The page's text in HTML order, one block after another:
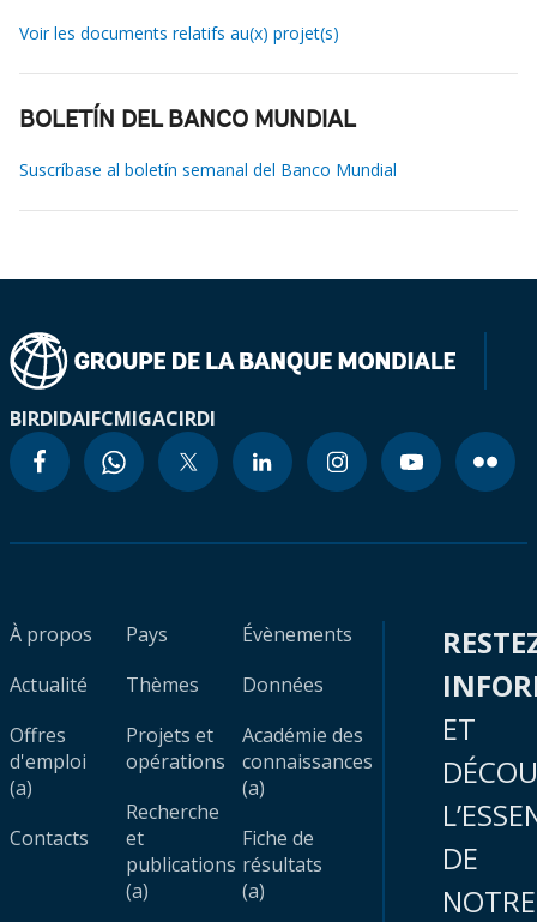
Voir les documents relatifs au(x) projet(s)
BOLETÍN DEL BANCO MUNDIAL
Suscríbase al boletín semanal del Banco Mundial
BIRDIDAIFCMIGACIRDI
À propos
Actualité
Offres
d'emploi
(a)
Contacts
Pays
Thèmes
Projets et
opérations
Recherche
et
publications
(a)
Évènements
Données
Académie des
connaissances
(a)
Fiche de
résultats
(a)
ET
DE
NOTRE